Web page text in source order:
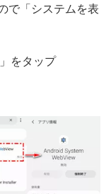
で「システムを表
をタップ